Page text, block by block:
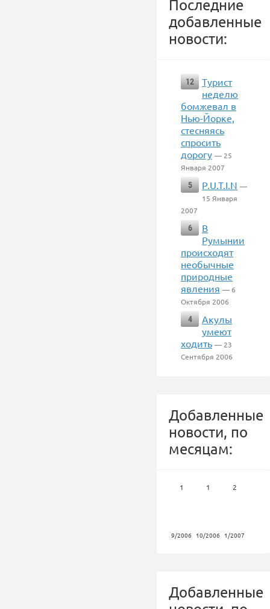
Последние
добавленные
новости:
12
Турист
неделю
бомжевал в
Нью-Йорке,
стесняясь
спросить
дорогу — 25
Января 2007
5
P.U.T.I.N —
15 Января
2007
6
В
Румынии
происходят
необычные
природные
явления — 6
Октября 2006
4
Акулы
умеют
ходить — 23
Сентября 2006
Добавленные
новости, по
месяцам:
1
9/2006
1
10/2006
2
1/2007
Добавленные